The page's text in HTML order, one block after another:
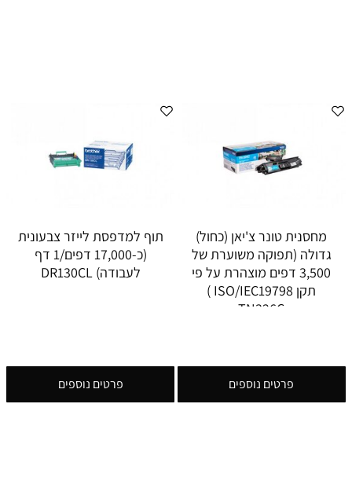
מחסנית טונר צ'יאן (כחול)
גדולה (תפוקה משוערת של
3,500 דפים מוצהרת על פי
תקן ISO/IEC19798 )
TN326C
פרטים נוספים
תוף למדפסת לייזר צבעונית
(כ-17,000 דפים/1 דף
לעבודה) DR130CL
פרטים נוספים